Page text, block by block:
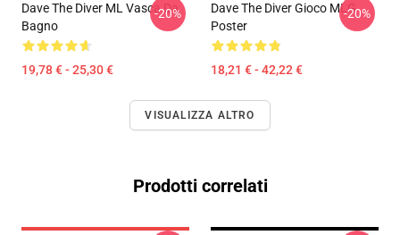
Dave The Diver ML Vasca Da
Bagno
19,78 € - 25,30 €
-20%
Dave The Diver Gioco MLG
Poster
18,21 € - 42,22 €
-20%
VISUALIZZA ALTRO
Prodotti correlati